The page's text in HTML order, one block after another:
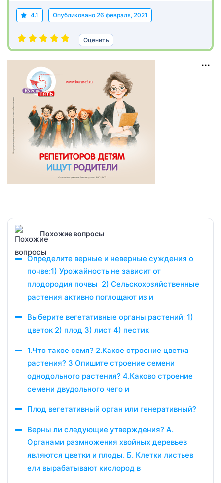
4.1 Опубликовано 26 февраля, 2021
Оценить
Похожие вопросы
Определите верные и неверные суждения о
почве:1) Урожайность не зависит от
плодородия почвы 2) Сельскохозяйственные
растения активно поглощают из и
Выберите вегетативные органы растений: 1)
цветок 2) плод 3) лист 4) пестик​
1.Что такое семя? 2.Какое строение цветка
растения? 3.Опишите строение семени
однодольного растения? 4.Каково строение
семени двудольного чего и
Плод вегетативный орган или генеративный?
Верны ли следующие утверждения? А.
Органами размножения хвойных деревьев
являются цветки и плоды. Б. Клетки листьев
ели вырабатывают кислород в